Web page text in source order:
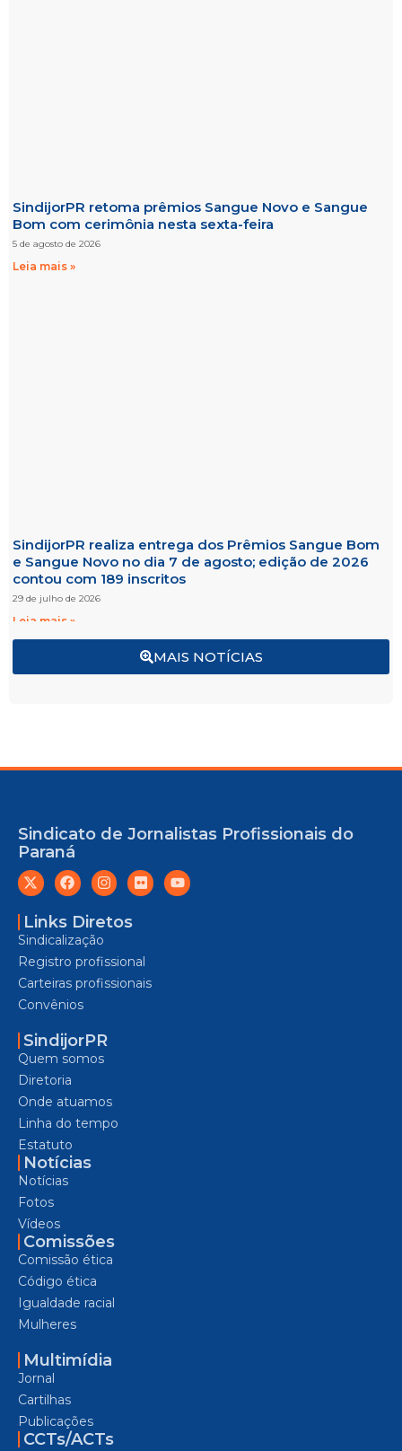
MAIS NOTÍCIAS
SindijorPR retoma prêmios Sangue Novo e Sangue
Bom com cerimônia nesta sexta-feira
5 de agosto de 2026
Leia mais »
SindijorPR realiza entrega dos Prêmios Sangue Bom
e Sangue Novo no dia 7 de agosto; edição de 2026
contou com 189 inscritos
29 de julho de 2026
Leia mais »
Sindicato de Jornalistas Profissionais do
Paraná
Links Diretos
Sindicalização
Registro profissional
Carteiras profissionais
Convênios
SindijorPR
Quem somos
Diretoria
Onde atuamos
Linha do tempo
Estatuto
Notícias
Notícias
Fotos
Vídeos
Comissões
Comissão ética
Código ética
Igualdade racial
Mulheres
Multimídia
Jornal
Cartilhas
Publicações
CCTs/ACTs